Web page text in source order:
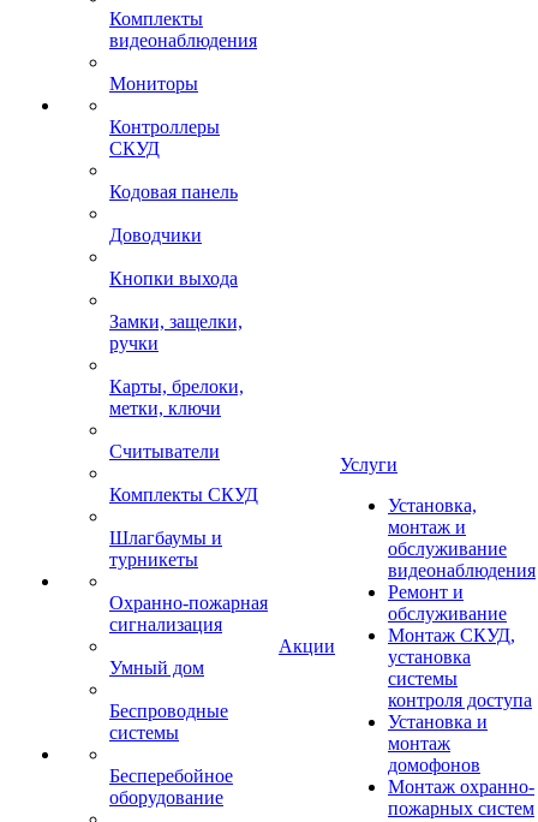
Комплекты
видеонаблюдения
Мониторы
Контроллеры
СКУД
Кодовая панель
Доводчики
Кнопки выхода
Замки, защелки,
ручки
Карты, брелоки,
метки, ключи
Считыватели
Комплекты СКУД
Шлагбаумы и
турникеты
Охранно-пожарная
сигнализация
Умный дом
Беспроводные
системы
Бесперебойное
оборудование
Акции
Услуги
Установка,
монтаж и
обслуживание
видеонаблюдения
Ремонт и
обслуживание
Монтаж СКУД,
установка
системы
контроля доступа
Установка и
монтаж
домофонов
Монтаж охранно-
пожарных систем